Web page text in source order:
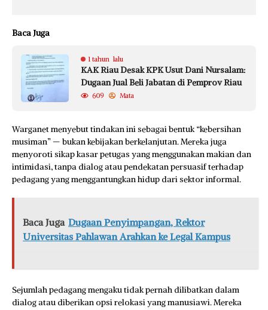
Baca Juga
1 tahun lalu
KAK Riau Desak KPK Usut Dani Nursalam:
Dugaan Jual Beli Jabatan di Pemprov Riau
609 Mata
Warganet menyebut tindakan ini sebagai bentuk “kebersihan
musiman” — bukan kebijakan berkelanjutan. Mereka juga
menyoroti sikap kasar petugas yang menggunakan makian dan
intimidasi, tanpa dialog atau pendekatan persuasif terhadap
pedagang yang menggantungkan hidup dari sektor informal.
Baca Juga Dugaan Penyimpangan, Rektor
Universitas Pahlawan Arahkan ke Legal Kampus
Sejumlah pedagang mengaku tidak pernah dilibatkan dalam
dialog atau diberikan opsi relokasi yang manusiawi. Mereka